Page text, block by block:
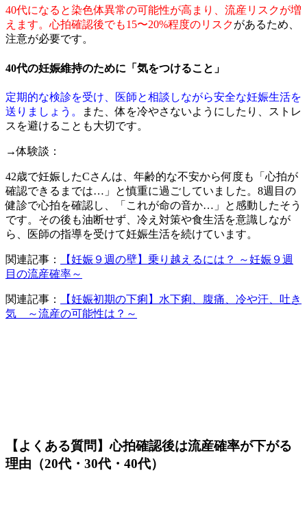
40代になると染色体異常の可能性が高まり、流産リスクが増
えます。心拍確認後でも15〜20%程度のリスクがあるため、
注意が必要です。
40代の妊娠維持のために「気をつけること」
定期的な検診を受け、医師と相談しながら安全な妊娠生活を
送りましょう。
また、体を冷やさないようにしたり、ストレ
スを避けることも大切です。
→体験談：
42歳で妊娠したCさんは、年齢的な不安から何度も「心拍が
確認できるまでは…」と慎重に過ごしていました。8週目の
健診で心拍を確認し、「これが命の音か…」と感動したそう
です。その後も油断せず、冷え対策や食生活を意識しなが
ら、医師の指導を受けて妊娠生活を続けています。
関連記事：
【妊娠９週の壁】乗り越えるには？ ～妊娠９週
目の流産確率～
関連記事：
【妊娠初期の下痢】水下痢、腹痛、冷や汗、吐き
気 ～流産の可能性は？～
【よくある質問】心拍確認後は流産確率が下がる
理由（20代・30代・40代）